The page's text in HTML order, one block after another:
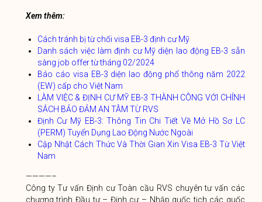
Xem thêm:
Cách tránh bị từ chối visa EB-3 định cư Mỹ
Danh sách việc làm định cư Mỹ diện lao động EB-3 sẵn
sàng job offer từ tháng 02/2024
Báo cáo visa EB-3 diện lao động phổ thông năm 2022
(EW) cấp cho Việt Nam
LÀM VIỆC & ĐỊNH CƯ MỸ EB-3 THÀNH CÔNG VỚI CHÍNH
SÁCH BẢO ĐẢM AN TÂM TỪ RVS
Định Cư Mỹ EB-3: Thông Tin Chi Tiết Về Mở Hồ Sơ LC
(PERM) Tuyển Dụng Lao Động Nước Ngoài
Cập Nhật Cách Thức Và Thời Gian Xin Visa EB-3 Từ Việt
Nam
————–
Công ty Tư vấn Định cư Toàn cầu RVS chuyên tư vấn các
chương trình Đầu tư – Định cư – Nhập quốc tịch các quốc